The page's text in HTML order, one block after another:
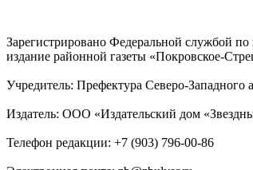
Зарегистрировано Федеральной службой
издание районной газеты «Покровское-
Учредитель: Префектура Северо-
Издатель: ООО «Издательский дом
Телефон редакции: +7 (903) 796-00-86